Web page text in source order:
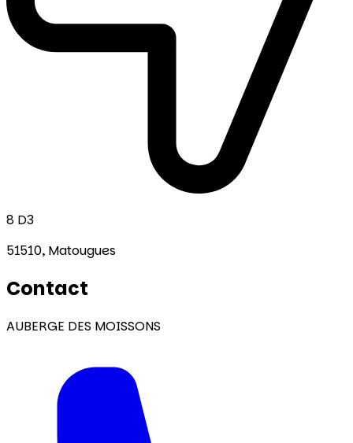
8 D3
51510, Matougues
Contact
AUBERGE DES MOISSONS